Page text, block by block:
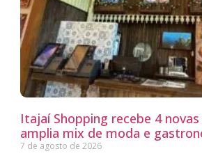
Itajaí Shopping recebe 4
amplia mix de moda e
7 de agosto de 2026